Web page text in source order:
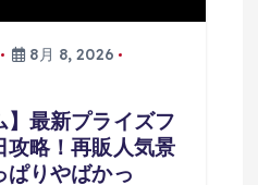
8月 8, 2026
】最新プライズフ
攻略！再販人気景
ぱりやばかっ